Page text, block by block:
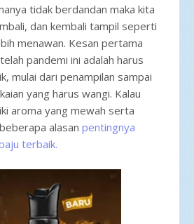
tidak berdandan maka kita
dan kembali tampil seperti
menawan. Kesan pertama
pandemi ini adalah harus
mulai dari penampilan sampai
yang harus wangi. Kalau
aroma yang mewah serta
alasan pentingnya
terbaik.